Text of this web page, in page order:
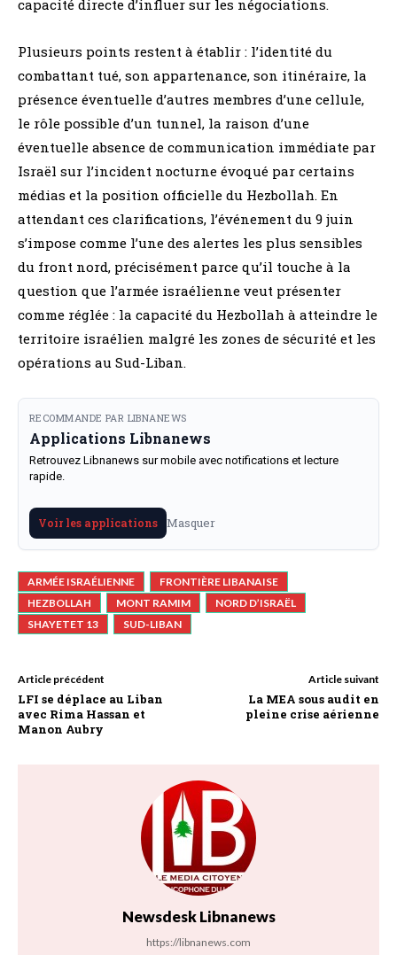
capacité directe d’influer sur les négociations.
Plusieurs points restent à établir : l’identité du
combattant tué, son appartenance, son itinéraire, la
présence éventuelle d’autres membres d’une cellule,
le rôle possible d’un tunnel, la raison d’une
éventuelle absence de communication immédiate par
Israël sur l’incident nocturne évoqué par certains
médias et la position officielle du Hezbollah. En
attendant ces clarifications, l’événement du 9 juin
s’impose comme l’une des alertes les plus sensibles
du front nord, précisément parce qu’il touche à la
question que l’armée israélienne veut présenter
comme réglée : la capacité du Hezbollah à atteindre le
territoire israélien malgré les zones de sécurité et les
opérations au Sud-Liban.
RECOMMANDE PAR LIBNANEWS
Applications Libnanews
Retrouvez Libnanews sur mobile avec notifications et lecture
rapide.
Voir les applications Masquer
ARMÉE ISRAÉLIENNE
FRONTIÈRE LIBANAISE
HEZBOLLAH
MONT RAMIM
NORD D’ISRAËL
SHAYETET 13
SUD-LIBAN
Article précédent
LFI se déplace au Liban
avec Rima Hassan et
Manon Aubry
Article suivant
La MEA sous audit en
pleine crise aérienne
Newsdesk Libnanews
https://libnanews.com